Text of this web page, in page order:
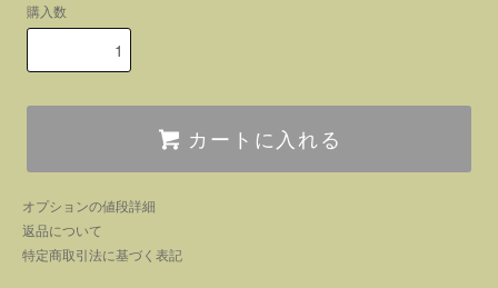
購入数
カートに入れる
オプションの値段詳細
返品について
特定商取引法に基づく表記